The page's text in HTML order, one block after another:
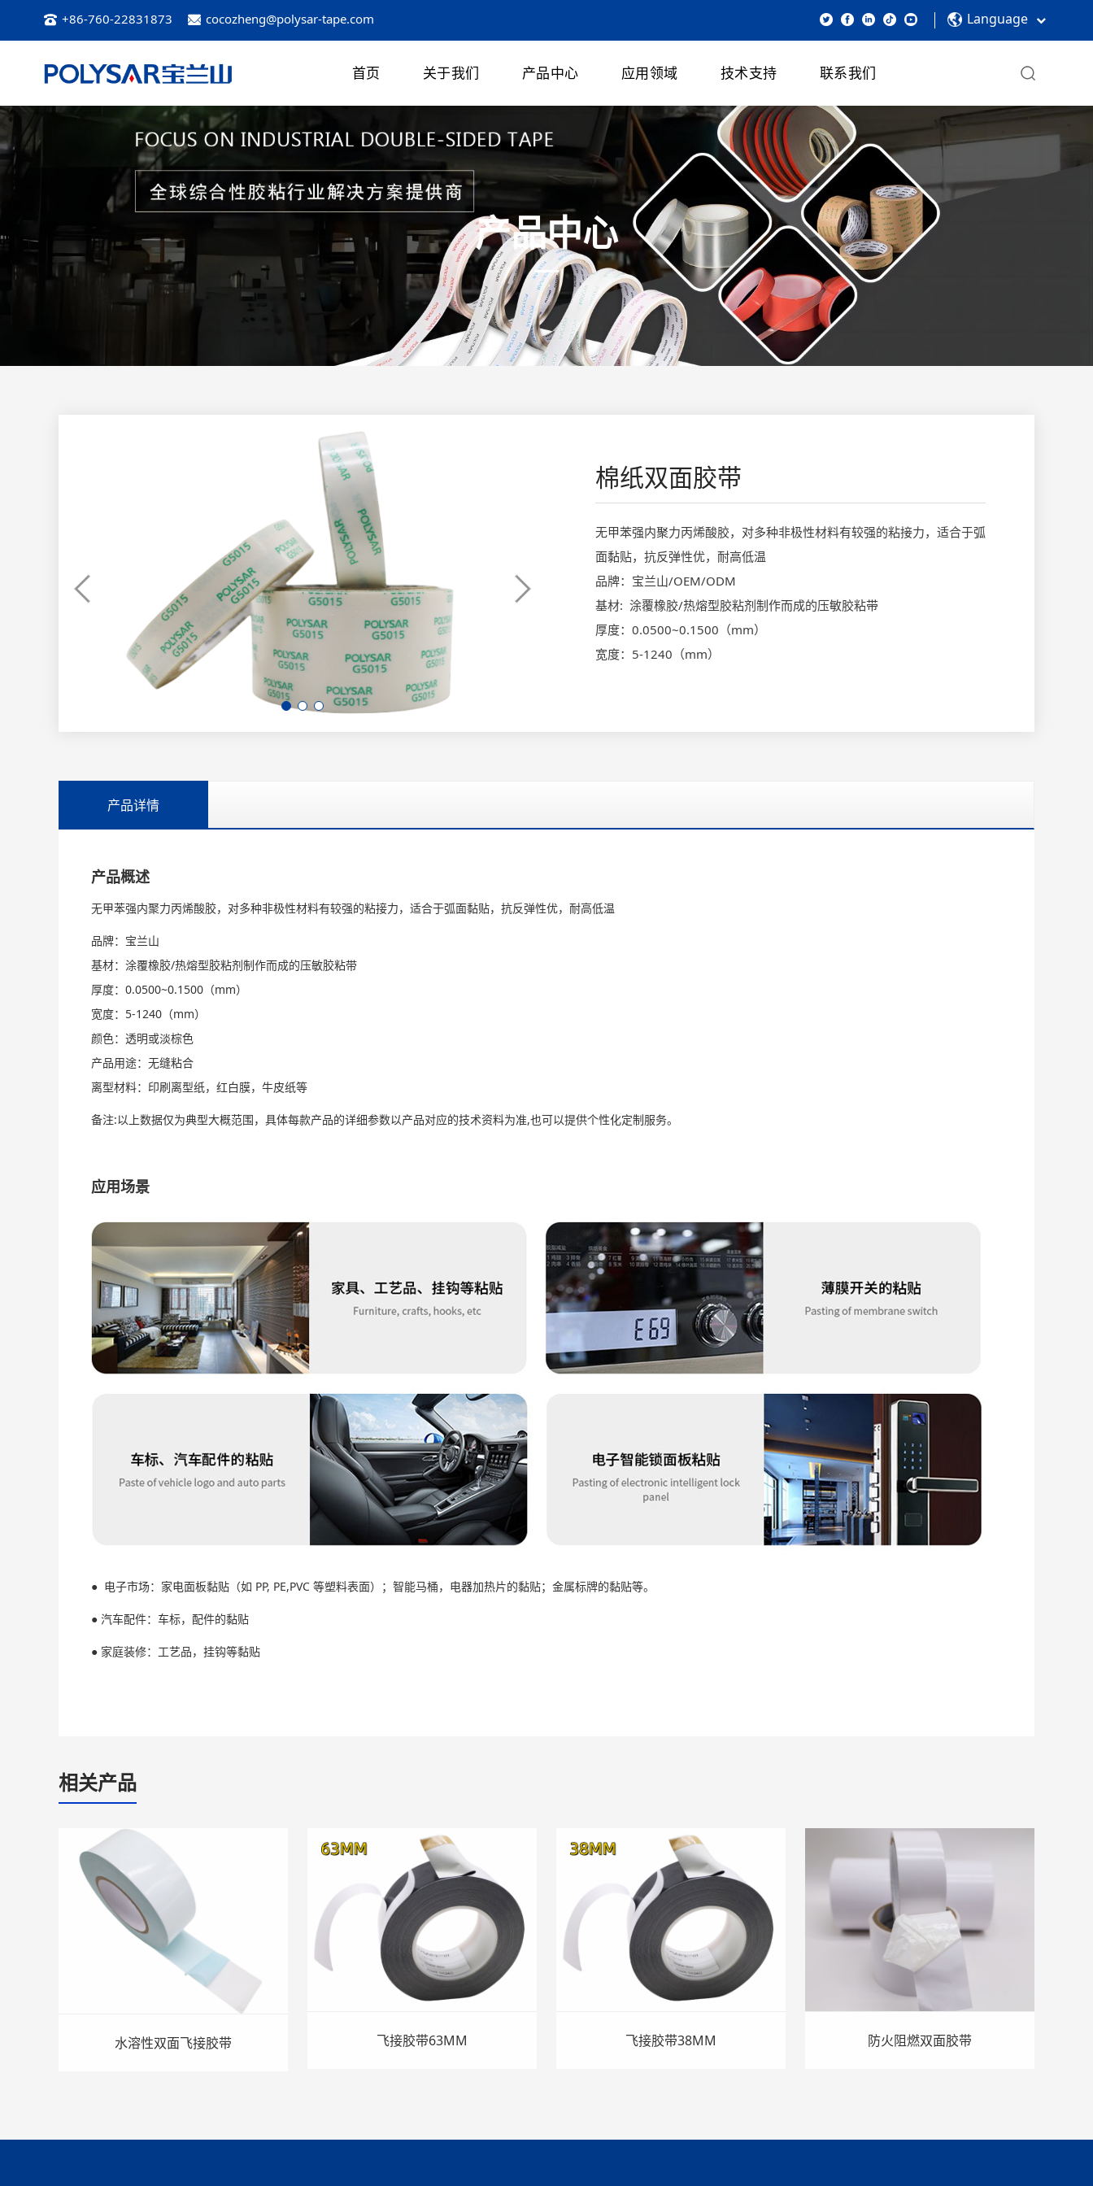
+86-760-22831873 cocozheng@polysar-tape.com Language
首页 关于我们 产品中心 应用领域 技术支持 联系我们
产品中心
棉纸双面胶带
无甲苯强内聚力丙烯酸胶，对多种非极性材料有较强的粘接力，适合于弧
面黏贴，抗反弹性优，耐高低温
品牌：宝兰山/OEM/ODM
基材: 涂覆橡胶/热熔型胶粘剂制作而成的压敏胶粘带
厚度：0.0500~0.1500（mm）
宽度：5-1240（mm）
产品详情
产品概述
无甲苯强内聚力丙烯酸胶，对多种非极性材料有较强的粘接力，适合于弧面黏贴，抗反弹性优，耐高低温
品牌：宝兰山
基材： 涂覆橡胶/热熔型胶粘剂制作而成的压敏胶粘带
厚度： 0.0500~0.1500（mm）
宽度：5-1240（mm）
颜色：透明或淡棕色
产品用途：无缝粘合
离型材料：印刷离型纸，红白膜，牛皮纸等
备注:以上数据仅为典型大概范围，具体每款产品的详细参数以产品对应的技术资料为准,也可以提供个性化定制服务。
应用场景
● 电子市场：家电面板黏贴（如 PP, PE,PVC 等塑料表面）；智能马桶，电器加热片的黏贴；金属标牌的黏贴等。
● 汽车配件：车标，配件的黏贴
● 家庭装修：工艺品，挂钩等黏贴
相关产品
水溶性双面飞接胶带 飞接胶带63MM 飞接胶带38MM 防火阻燃双面胶带